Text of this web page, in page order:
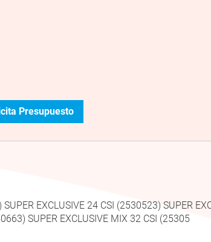
Presupuesto
EXCLUSIVE 24 CSI (2530523) SUPER
SUPER EXCLUSIVE MIX 32 CSI (25305